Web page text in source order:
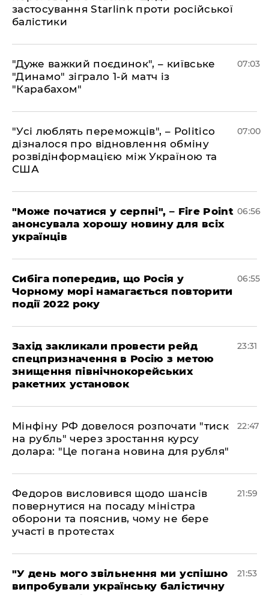
застосування Starlink проти російської
балістики
"Дуже важкий поєдинок", – київське
"Динамо" зіграло 1-й матч із
"Карабахом"
07:03
"Усі люблять переможців", – Politico
дізналося про відновлення обміну
розвідінформацією між Україною та
США
07:00
"Може початися у серпні", – Fire Point
анонсувала хорошу новину для всіх
українців
06:56
Сибіга попередив, що Росія у
Чорному морі намагається повторити
події 2022 року
06:55
​Захід закликали провести рейд
спецпризначення в Росію з метою
знищення північнокорейських
ракетних установок
23:31
​Мінфіну РФ довелося розпочати "тиск
на рубль" через зростання курсу
долара: "Це погана новина для рубля"
22:47
​Федоров висловився щодо шансів
повернутися на посаду міністра
оборони та пояснив, чому не бере
участі в протестах
21:59
​"У день мого звільнення ми успішно
випробували українську балістичну
21:53